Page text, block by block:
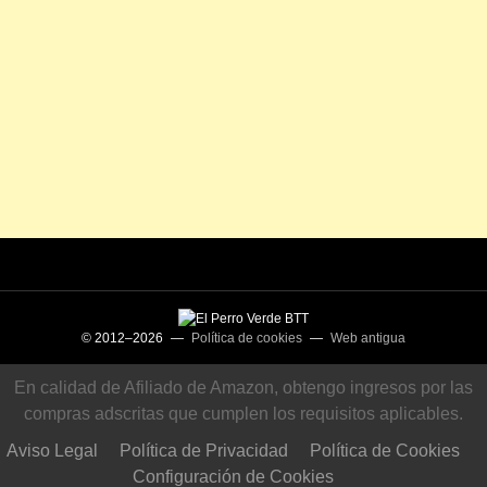
© 2012–2026 — Política de cookies — Web antigua
En calidad de Afiliado de Amazon, obtengo ingresos por las
compras adscritas que cumplen los requisitos aplicables.
Aviso Legal
Política de Privacidad
Política de Cookies
Configuración de Cookies